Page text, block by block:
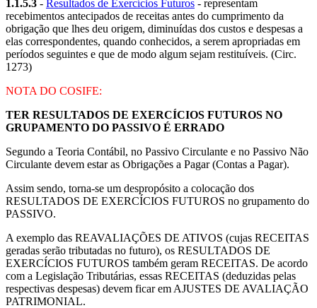
1.1.5.3 - Resultados de Exercícios Futuros - representam
recebimentos antecipados de receitas antes do cumprimento da
obrigação que lhes deu origem, diminuídas dos custos e despesas a
elas correspondentes, quando conhecidos, a serem apropriadas em
períodos seguintes e que de modo algum sejam restituíveis. (Circ.
1273)
NOTA DO COSIFE:
TER RESULTADOS DE EXERCÍCIOS FUTUROS NO
GRUPAMENTO DO PASSIVO É ERRADO
Segundo a Teoria Contábil, no Passivo Circulante e no Passivo Não
Circulante devem estar as Obrigações a Pagar (Contas a Pagar).
Assim sendo, torna-se um despropósito a colocação dos
RESULTADOS DE EXERCÍCIOS FUTUROS no grupamento do
PASSIVO.
A exemplo das REAVALIAÇÕES DE ATIVOS (cujas RECEITAS
geradas serão tributadas no futuro), os RESULTADOS DE
EXERCÍCIOS FUTUROS também geram RECEITAS. De acordo
com a Legislação Tributárias, essas RECEITAS (deduzidas pelas
respectivas despesas) devem ficar em AJUSTES DE AVALIAÇÃO
PATRIMONIAL.